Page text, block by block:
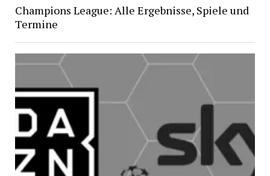
Champions League: Alle Ergebnisse, Spiele und
Termine